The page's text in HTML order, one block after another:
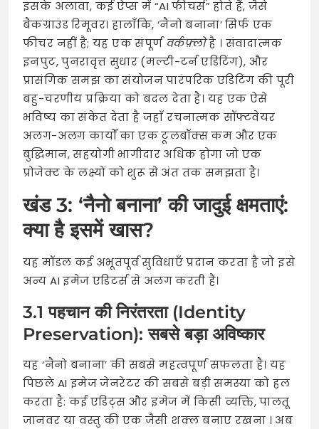
इसके अलावा, कई ऐप्स में “AI फीचर्स” होते हैं, जैसे
बैकग्राउंड रिमूवर। हालाँकि, ‘नैनो बनाना’ सिर्फ एक
फीचर नहीं है; यह एक संपूर्णवर्कफ़्लोहै । संवादात्मक
इनपुट, पुनरावृत्त सुधार (मल्टी-टर्न एडिटिंग), और
प्रासंगिक समझ का संयोजन पारंपरिक एडिटिंग की पूरी
बहु-चरणीय प्रक्रिया को बदल देता है। यह एक ऐसे
भविष्य का संकेत देता है जहाँ रचनात्मक सॉफ्टवेयर
अलग-अलग कार्यों का एक टूलबॉक्स कम और एक
बुद्धिमान, सहयोगी भागीदार अधिक होगा जो एक
प्रोजेक्ट के लक्ष्यों को शुरू से अंत तक समझता है।
खंड 3: ‘नैनो बनाना’ की जादुई क्षमताएं:
क्या है इसमें खास?
यह मॉडल कई अभूतपूर्व सुविधाएँ प्रदान करता है जो इसे
अन्य AI इमेज एडिटर्स से अलग करती हैं।
3.1 पहचान की निरंतरता (Identity
Preservation): सबसे बड़ा अविष्कार
यह ‘नैनो बनाना’ की सबसे महत्वपूर्ण सफलता है। यह
पिछले AI इमेज जेनरेटर की सबसे बड़ी समस्या को हल
करता है: कई एडिट्स और इमेज में किसी व्यक्ति, पालतू
जानवर या वस्तु की एक जैसी शक्ल बनाए रखना । अब